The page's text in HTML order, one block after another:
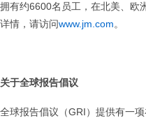
拥有约6600名员工，在北美、欧
详情，请访问www.jm.com。
关于全球报告倡议
全球报告倡议（GRI）提供有一